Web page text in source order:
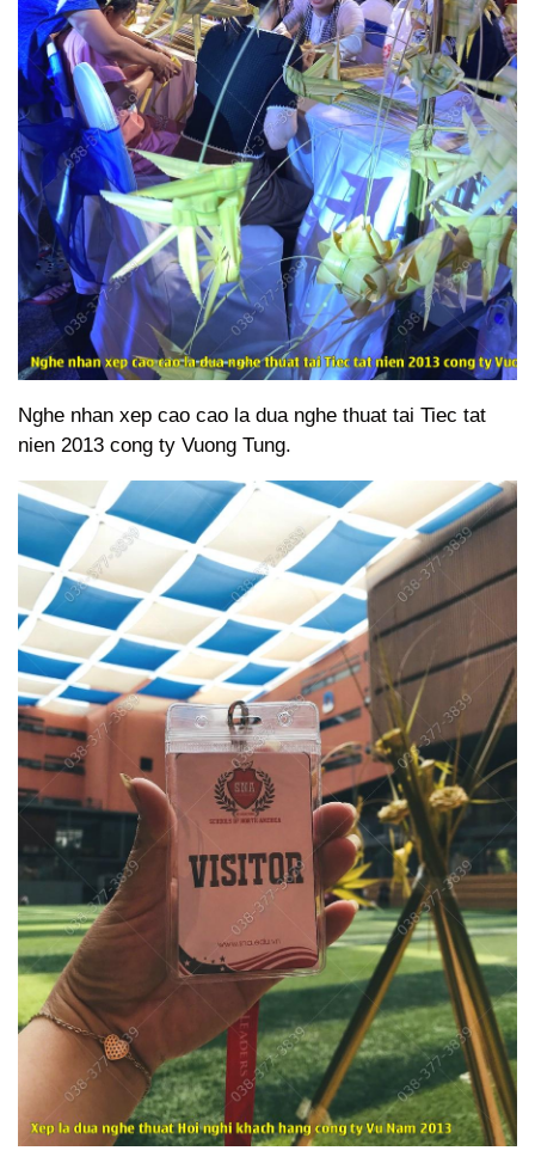
Nghe nhan xep cao cao la dua nghe thuat tai Tiec tat
nien 2013 cong ty Vuong Tung.